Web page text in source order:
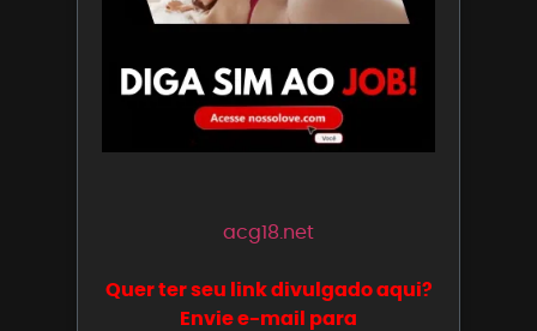
acg18.net
Quer ter seu link divulgado aqui?
Envie e-mail para